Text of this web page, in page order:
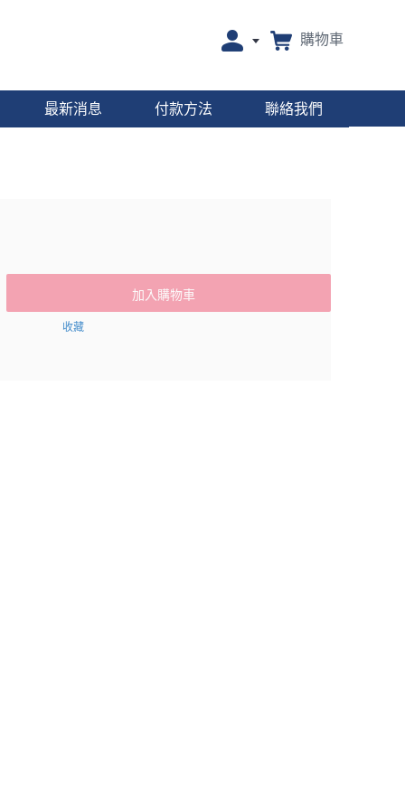
購物車
最新消息 付款方法 聯絡我們
加入購物車
收藏